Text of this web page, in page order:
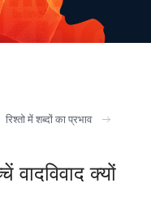
रिश्तो में शब्दों का प्रभाव
क्यों